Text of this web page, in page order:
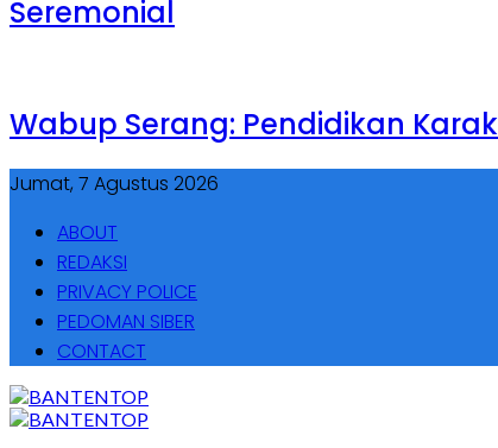
Seremonial
Wabup Serang: Pendidikan
Jumat, 7 Agustus 2026
ABOUT
REDAKSI
PRIVACY POLICE
PEDOMAN SIBER
CONTACT